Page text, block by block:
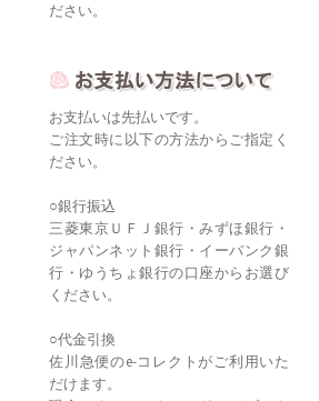
ださい。
お支払いは先払いです。
ご注文時に以下の方法からご指定く
ださい。
○銀行振込
三菱東京ＵＦＪ銀行・みずほ銀行・
ジャパンネット銀行・イーバンク銀
行・ゆうちょ銀行の口座からお選び
ください。
○代金引換
佐川急便のe-コレクトがご利用いた
だけます。